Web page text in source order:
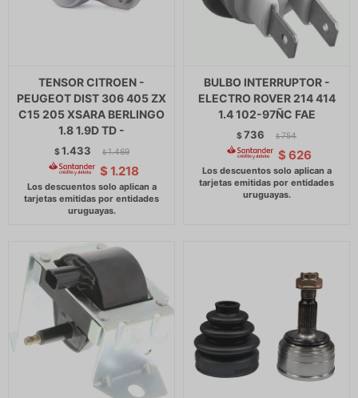
TENSOR CITROEN -
PEUGEOT DIST 306 405 ZX
C15 205 XSARA BERLINGO
1.8 1.9D TD -
$1.433 $ 1.469
$ 1.218
BULBO INTERRUPTOR -
ELECTRO ROVER 214 414
1.4 102-97ÑC FAE
$736 $ 754
$ 626